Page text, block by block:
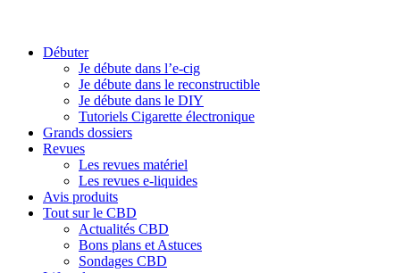
Débuter
Je débute dans l’e-cig
Je débute dans le reconstructible
Je débute dans le DIY
Tutoriels Cigarette électronique
Grands dossiers
Revues
Les revues matériel
Les revues e-liquides
Avis produits
Tout sur le CBD
Actualités CBD
Bons plans et Astuces
Sondages CBD